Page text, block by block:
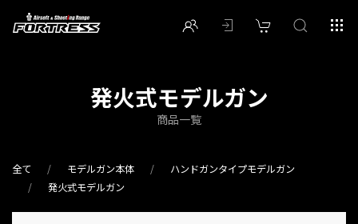
発火式モデルガン
商品一覧
全て モデルガン本体
ハンドガンタイプモデルガン
発火式モデルガン